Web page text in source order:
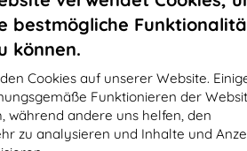
bestmögliche
können.
Cookies auf unserer Website.
Funktionieren der
während andere uns helfen, den
zu analysieren und Inhalte und
Auf Lager > 5 Stk.